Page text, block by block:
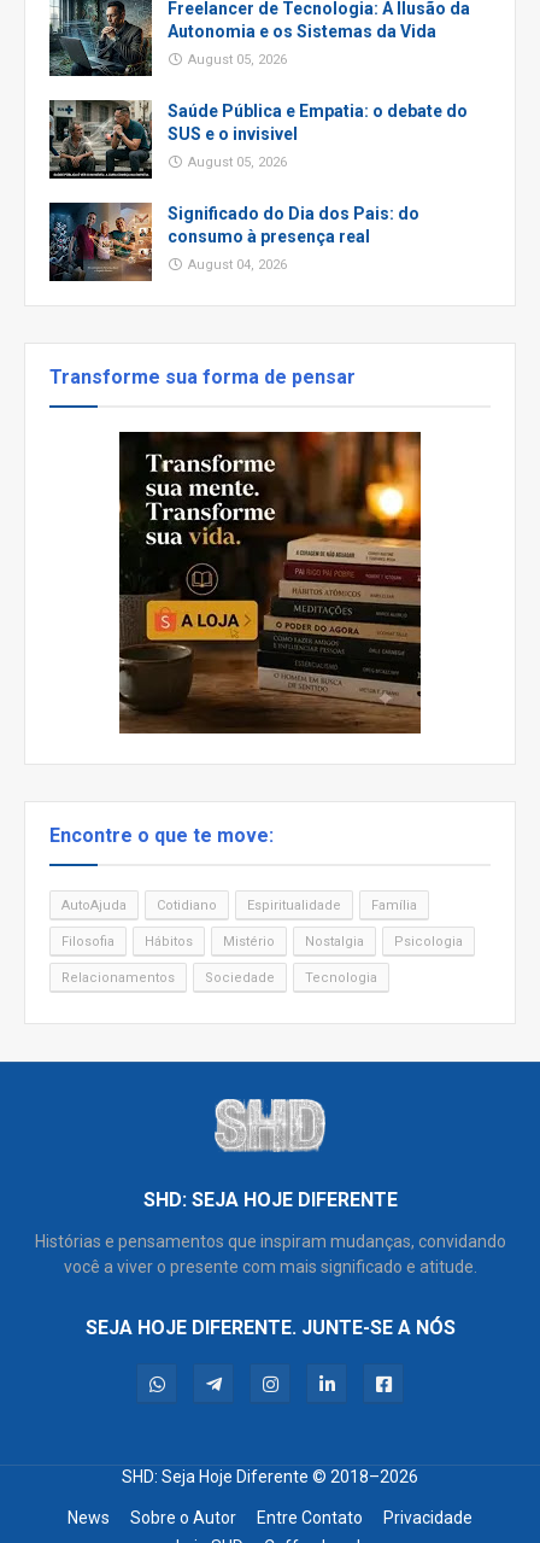
Freelancer de Tecnologia: A Ilusão da
Autonomia e os Sistemas da Vida
August 05, 2026
Saúde Pública e Empatia: o debate do
SUS e o invisivel
August 05, 2026
Significado do Dia dos Pais: do
consumo à presença real
August 04, 2026
Transforme sua forma de pensar
Encontre o que te move:
AutoAjuda Cotidiano Espiritualidade Família
Filosofia Hábitos Mistério Nostalgia Psicologia
Relacionamentos Sociedade Tecnologia
SHD: SEJA HOJE DIFERENTE
Histórias e pensamentos que inspiram mudanças, convidando
você a viver o presente com mais significado e atitude.
SEJA HOJE DIFERENTE. JUNTE-SE A NÓS
SHD: Seja Hoje Diferente © 2018–2026
News Sobre o Autor Entre Contato
Privacidade